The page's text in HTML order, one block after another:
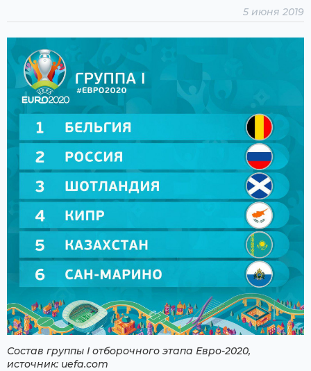
5 июня 2019
Состав группы I отборочного этапа Евро-2020,
источник: uefa.com